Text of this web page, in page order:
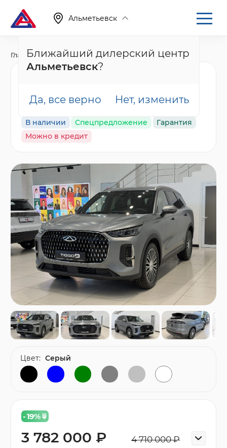
Альметьевск
Ближайший дилерский центр
Альметьевск?
Да, все верно Нет, изменить
Главная Каталог Новые автомобили Tiggo 9, I
Ultra, серый
В наличии Спецпредложение
Гарантия
Можно в кредит
- 19%
4 710 000 ₽
3 782 000 ₽
Цвет: Серый